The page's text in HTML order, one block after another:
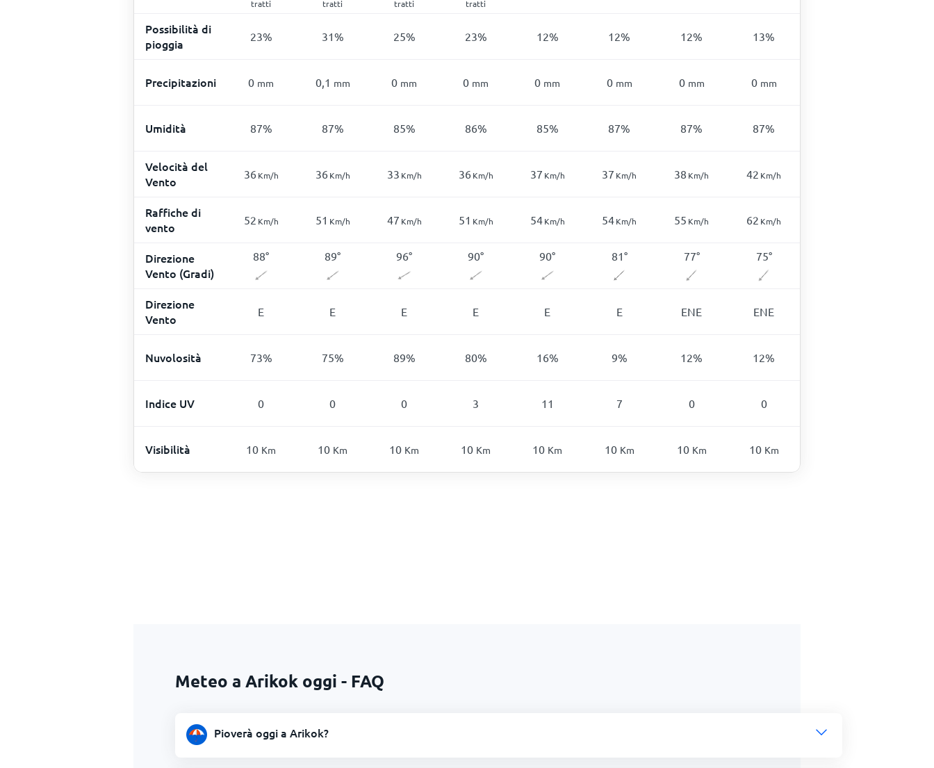
tratti
tratti
tratti
tratti
Possibilità di
pioggia
23% 31% 25% 23% 12% 12% 12% 13%
Precipitazioni 0 mm 0,1 mm 0 mm 0 mm 0 mm 0 mm 0 mm 0 mm
Umidità 87% 87% 85% 86% 85% 87% 87% 87%
Velocità del
Vento
36 Km/h 36 Km/h 33 Km/h 36 Km/h 37 Km/h 37 Km/h 38 Km/h 42 Km/h
Raffiche di
vento
52 Km/h 51 Km/h 47 Km/h 51 Km/h 54 Km/h 54Km/h 55 Km/h 62 Km/h
Direzione
Vento (Gradi)
88° 89° 96° 90° 90° 81° 77° 75°
Direzione
Vento
E E E E E E ENE ENE
Nuvolosità 73% 75% 89% 80% 16% 9% 12% 12%
Indice UV 0 0 0 3 11 7 0 0
Visibilità 10 Km 10 Km 10 Km 10 Km 10 Km 10 Km 10 Km 10 Km
Meteo a Arikok oggi - FAQ
Pioverà oggi a Arikok?